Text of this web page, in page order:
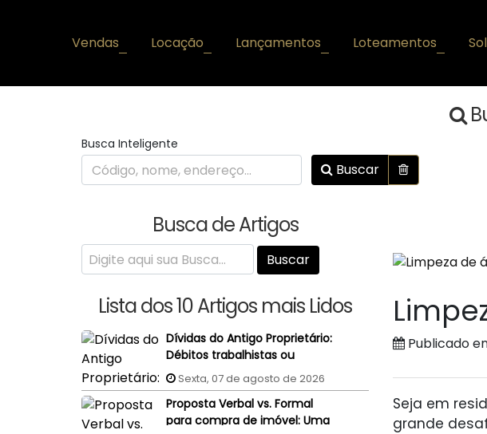
Loteamentos
Lançamentos
Locação
Vendas
Busca Inteligente
Buscar
Busca de Artigos
Lista dos 10 Artigos mais Lidos
Dívidas do Antigo Proprietário:
Débitos trabalhistas ou
processos judiciais do
vendedor podem penhorar o
imóvel recém-comprado?
Sexta, 07 de agosto de 2026
Proposta Verbal vs. Formal
para compra de imóvel: Uma
Publicado
Seja em
grande